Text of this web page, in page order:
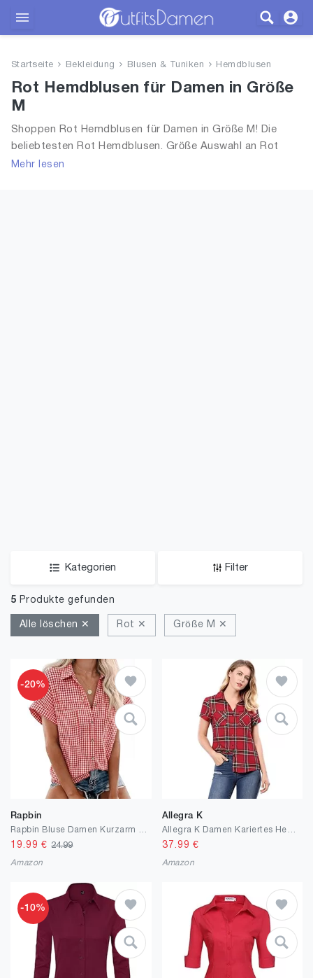
Bekleidung
Schuhe
Startseite Bekleidung Blusen & Tuniken Hemdblusen
Rot Hemdblusen für Damen in Größe
M
Shoppen Rot Hemdblusen für Damen in Größe M! Die
beliebtesten Rot Hemdblusen. Größe Auswahl an Rot
Hemdblusen in Größe M und alle Trends aus 2026 für
Mehr lesen
Kategorien Filter
5 Produkte gefunden
Alle löschen ✕ Rot ✕ Größe M ✕
-20%
Rapbin
19.99 €24.99
Amazon
Allegra K
37.99 €
Amazon
-10%